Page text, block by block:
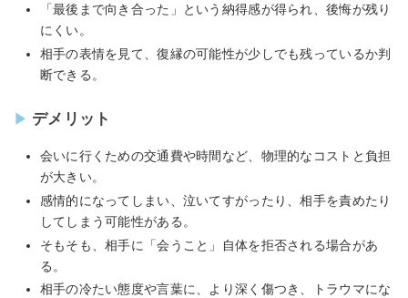
「最後まで向き合った」という納得感が得られ、後悔が残り
にくい。
相手の表情を見て、復縁の可能性が少しでも残っているか判
断できる。
デメリット
会いに行くための交通費や時間など、物理的なコストと負担
が大きい。
感情的になってしまい、泣いてすがったり、相手を責めたり
してしまう可能性がある。
そもそも、相手に「会うこと」自体を拒否される場合があ
る。
相手の冷たい態度や言葉に、より深く傷つき、トラウマにな